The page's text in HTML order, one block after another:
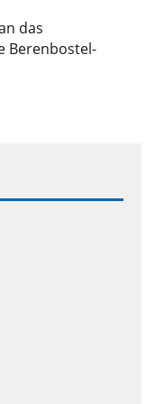
das
Berenbostel-